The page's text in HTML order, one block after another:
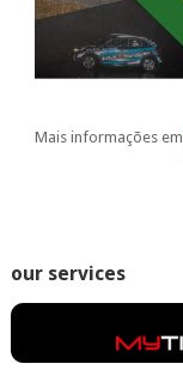
Mais informações em
our services